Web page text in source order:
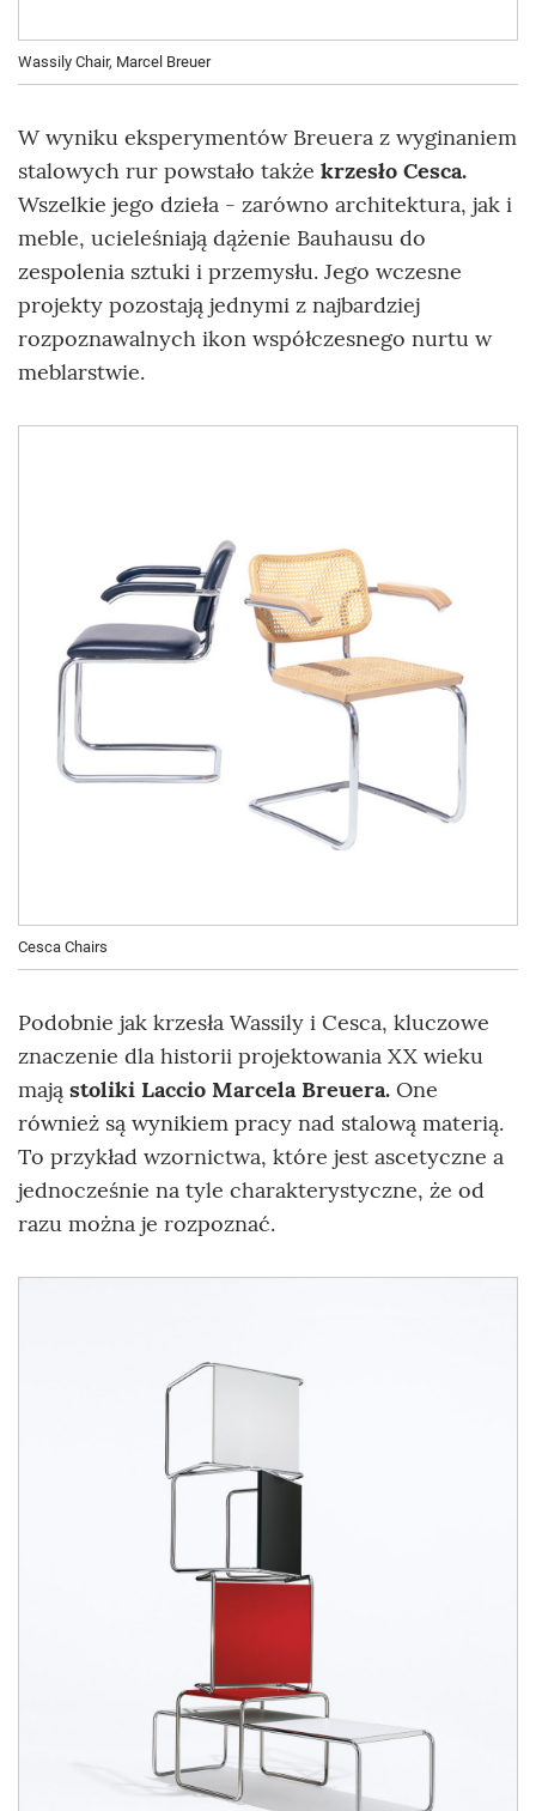
Wassily Chair, Marcel Breuer
W wyniku eksperymentów Breuera z wyginaniem
stalowych rur powstało także krzesło Cesca.
Wszelkie jego dzieła - zarówno architektura, jak i
meble, ucieleśniają dążenie Bauhausu do
zespolenia sztuki i przemysłu. Jego wczesne
projekty pozostają jednymi z najbardziej
rozpoznawalnych ikon współczesnego nurtu w
meblarstwie.
Cesca Chairs
Podobnie jak krzesła Wassily i Cesca, kluczowe
znaczenie dla historii projektowania XX wieku
mają stoliki Laccio Marcela Breuera. One
również są wynikiem pracy nad stalową materią.
To przykład wzornictwa, które jest ascetyczne a
jednocześnie na tyle charakterystyczne, że od
razu można je rozpoznać.